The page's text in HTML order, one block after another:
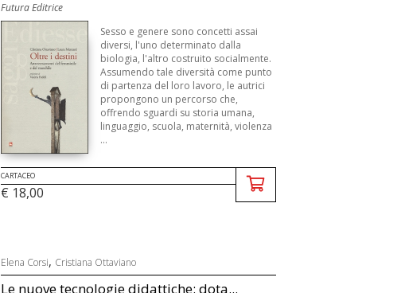
Futura Editrice
Sesso e genere sono concetti assai
diversi, l'uno determinato dalla
biologia, l'altro costruito socialmente.
Assumendo tale diversità come punto
di partenza del loro lavoro, le autrici
propongono un percorso che,
offrendo sguardi su storia umana,
linguaggio, scuola, maternità, violenza
...
CARTACEO
€ 18,00
Elena Corsi, Cristiana Ottaviano
Le nuove tecnologie didattiche: dota...